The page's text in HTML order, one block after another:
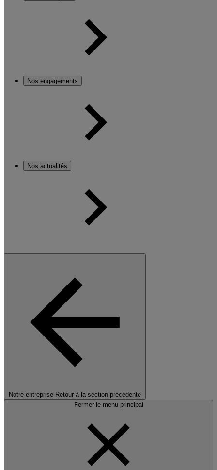
Nos engagements
Nos actualités
Notre entreprise Retour à la section précédente
Fermer le menu principal